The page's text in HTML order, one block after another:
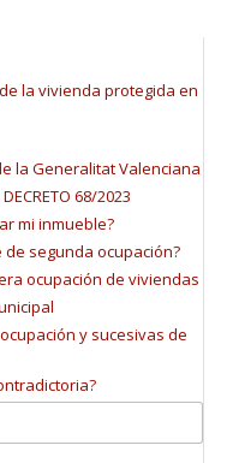
la vivienda protegida en
la Generalitat Valenciana
68/2023
mi inmueble?
segunda ocupación?
ocupación de viviendas
y sucesivas de